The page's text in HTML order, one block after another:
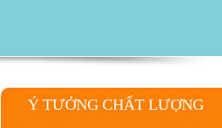
Ý TƯỞNG CHẤT LƯỢNG